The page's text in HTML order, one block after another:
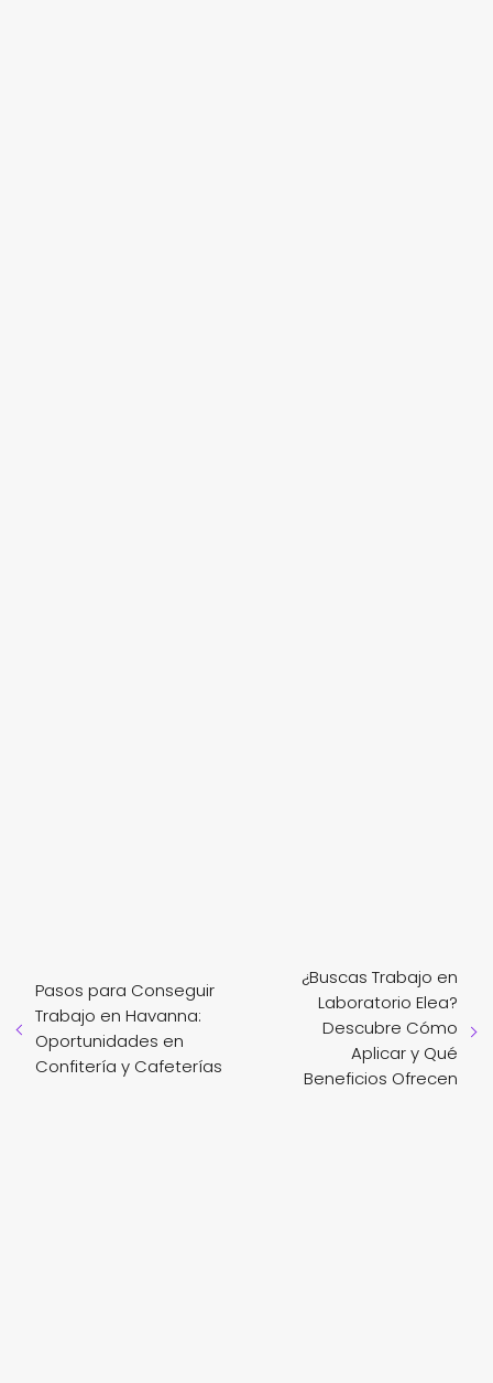
Pasos para Conseguir
Trabajo en Havanna:
Oportunidades en
Confitería y Cafeterías
¿Buscas Trabajo en
Laboratorio Elea?
Descubre Cómo
Aplicar y Qué
Beneficios Ofrecen